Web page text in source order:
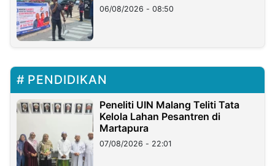
06/08/2026 - 08:50
PENDIDIKAN
Peneliti UIN Malang Teliti Tata
Kelola Lahan Pesantren di
Martapura
07/08/2026 - 22:01